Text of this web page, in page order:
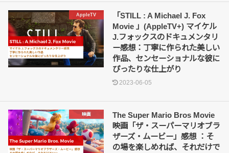
AppleTV
「STILL : A Michael J. Fox
Movie 」(AppleTV+) マイケル
J.フォックスのドキュメンタリ
ー感想：丁寧に作られた美しい
作品、センセーショナルな彼に
ぴったりな仕上がり
2023-06-05
映画
The Super Mario Bros Movie
映画「ザ・スーパーマリオブラ
ザーズ・ムービー」感想 ：そ
の場を楽しめれば、それだけで